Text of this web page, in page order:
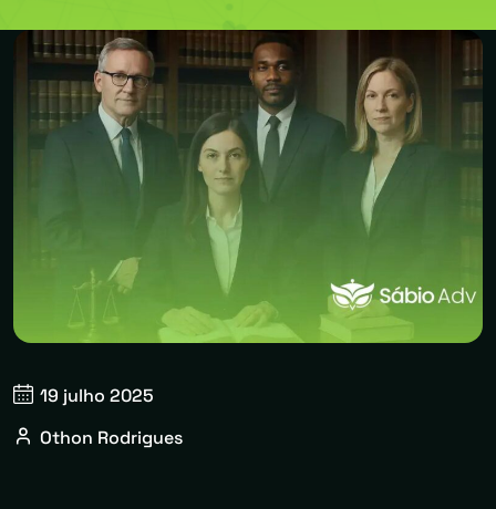
19 julho 2025
Othon Rodrigues